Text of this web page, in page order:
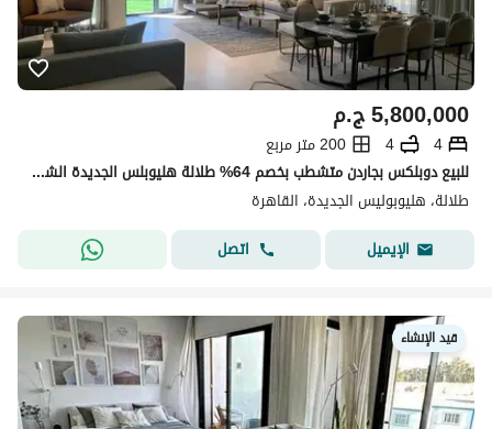
ج.م5,800,000
4
4
200 متر مربع
للبيع دوبلكس بجاردن متشطب بخصم 64% طلالة هليوبلس الجديدة الشروق بجوار مدينتي / Talala New Heliopolis
طلالة، هليوبوليس الجديدة، القاهرة
الإيميل
اتصل
قيد الإنشاء